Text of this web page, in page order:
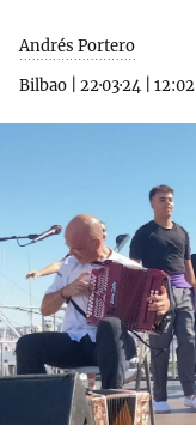
Andrés Portero
Bilbao
22·03·24 12:02